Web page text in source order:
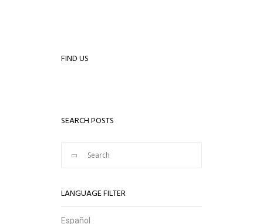
FIND US
SEARCH POSTS
LANGUAGE FILTER
Español